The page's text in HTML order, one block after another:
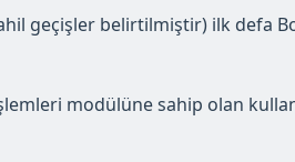
geçişler belirtilmiştir) ilk defa
modülüne sahip olan